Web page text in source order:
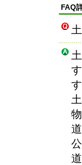
FAQ
す